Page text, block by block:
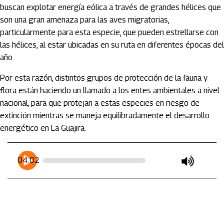
buscan explotar energía eólica a través de grandes hélices que
son una gran amenaza para las aves migratorias,
particularmente para esta especie, que pueden estrellarse con
las hélices, al estar ubicadas en su ruta en diferentes épocas del
año.
Por esta razón, distintos grupos de protección de la fauna y
flora están haciendo un llamado a los entes ambientales a nivel
nacional, para que protejan a estas especies en riesgo de
extinción mientras se maneja equilibradamente el desarrollo
energético en La Guajira.
Artículos Player
Player Articulos
play
mute
04:02